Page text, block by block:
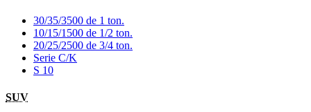
30/35/3500 de 1 ton.
10/15/1500 de 1/2 ton.
20/25/2500 de 3/4 ton.
Serie C/K
S 10
SUV